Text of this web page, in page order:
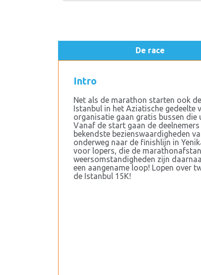
De race
Intro
Net als de marathon starten ook
Istanbul in het Aziatische gedeelte
organisatie gaan gratis bussen
Vanaf de start gaan de
bekendste bezienswaardigheden
onderweg naar de finishlijn in
voor lopers, die de
weersomstandigheden zijn
een aangename loop! Lopen over
de Istanbul 15K!